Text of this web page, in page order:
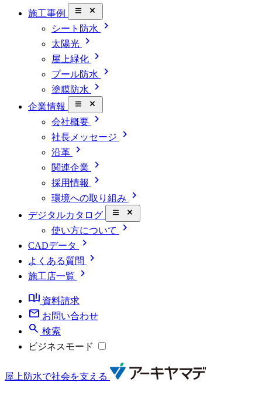
施工事例 close_small
シート防水 chevron_right
太陽光 chevron_right
屋上緑化 chevron_right
プール防水 chevron_right
塗膜防水 chevron_right
企業情報 close_small
会社概要 chevron_right
社長メッセージ chevron_right
沿革 chevron_right
関連企業 chevron_right
採用情報 chevron_right
環境への取り組み chevron_right
デジタルカタログ close_small
使い方について chevron_right
CADデータ chevron_right
よくある質問 chevron_right
施工店一覧
chevron_right
book_ribbon 資料請求
mail お問い合わせ
search 検索
ビジネスモード
屋上防水で社会を支える